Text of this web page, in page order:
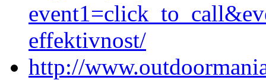
effektivnost/
http://